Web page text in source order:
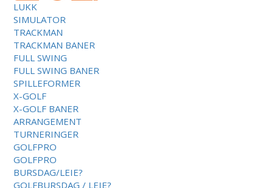
LUKK
SIMULATOR
TRACKMAN
TRACKMAN BANER
FULL SWING
FULL SWING BANER
SPILLEFORMER
X-GOLF
X-GOLF BANER
ARRANGEMENT
TURNERINGER
GOLFPRO
GOLFPRO
BURSDAG/LEIE?
GOLFBURSDAG / LEIE?